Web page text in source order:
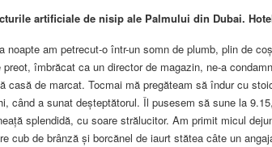
artificiale de nisip ale Palmului din Dubai.
noapte am petrecut-o într-un somn de plumb, plin de
preot, îmbrăcat ca un director de magazin, ne-a
casă de marcat. Tocmai mă pregăteam să îndur cu
când a sunat deșteptătorul. Îl pusesem să sune la
splendidă, cu soare strălucitor. Am primit micul
cub de brânză și borcănel de iaurt stătea câte un